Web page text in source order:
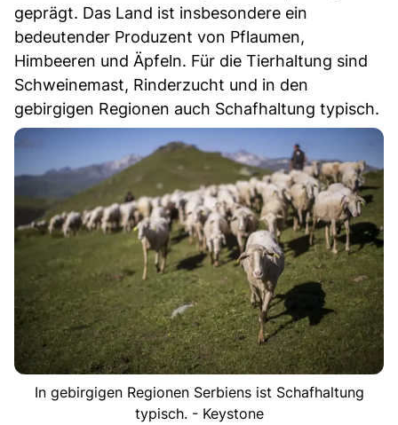
geprägt. Das Land ist insbesondere ein
bedeutender Produzent von Pflaumen,
Himbeeren und Äpfeln. Für die Tierhaltung sind
Schweinemast, Rinderzucht und in den
gebirgigen Regionen auch Schafhaltung typisch.
In gebirgigen Regionen Serbiens ist Schafhaltung
typisch. - Keystone